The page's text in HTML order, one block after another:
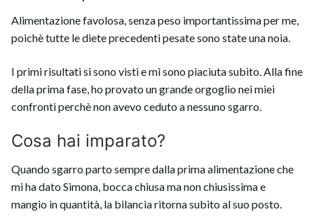
Alimentazione favolosa, senza peso importantissima per me,
poichè tutte le diete precedenti pesate sono state una noia.
I primi risultati si sono visti e mi sono piaciuta subito. Alla fine
della prima fase, ho provato un grande orgoglio nei miei
confronti perchè non avevo ceduto a nessuno sgarro.
Cosa hai imparato?
Quando sgarro parto sempre dalla prima alimentazione che
mi ha dato Simona, bocca chiusa ma non chiusissima e
mangio in quantità, la bilancia ritorna subito al suo posto.